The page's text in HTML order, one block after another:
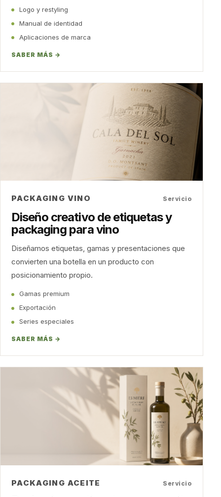
Logo y restyling
Manual de identidad
Aplicaciones de marca
SABER MÁS →
PACKAGING VINO Servicio
Diseño creativo de etiquetas y
packaging para vino
Diseñamos etiquetas, gamas y presentaciones que
convierten una botella en un producto con
posicionamiento propio.
Gamas premium
Exportación
Series especiales
SABER MÁS →
PACKAGING ACEITE Servicio